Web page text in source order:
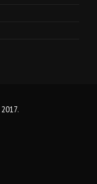
.